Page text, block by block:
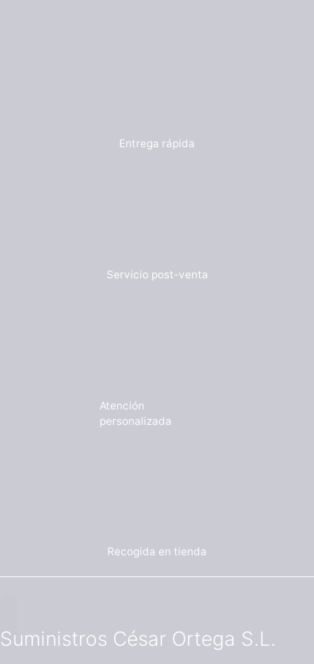
Entrega rápida
Servicio post-venta
Atención
personalizada
Recogida en tienda
Suministros César Ortega S.L.